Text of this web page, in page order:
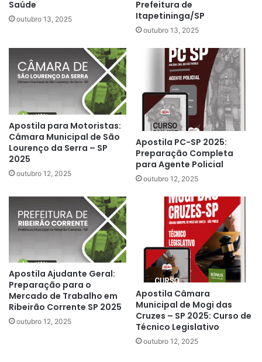
Saúde
outubro 13, 2025
Prefeitura de
Itapetininga/SP
outubro 13, 2025
Apostila para Motoristas:
Câmara Municipal de São
Lourenço da Serra – SP
2025
outubro 12, 2025
Apostila PC-SP 2025:
Preparação Completa
para Agente Policial
outubro 12, 2025
Apostila Ajudante Geral:
Preparação para o
Mercado de Trabalho em
Ribeirão Corrente SP 2025
outubro 12, 2025
Apostila Câmara
Municipal de Mogi das
Cruzes – SP 2025: Curso de
Técnico Legislativo
outubro 12, 2025